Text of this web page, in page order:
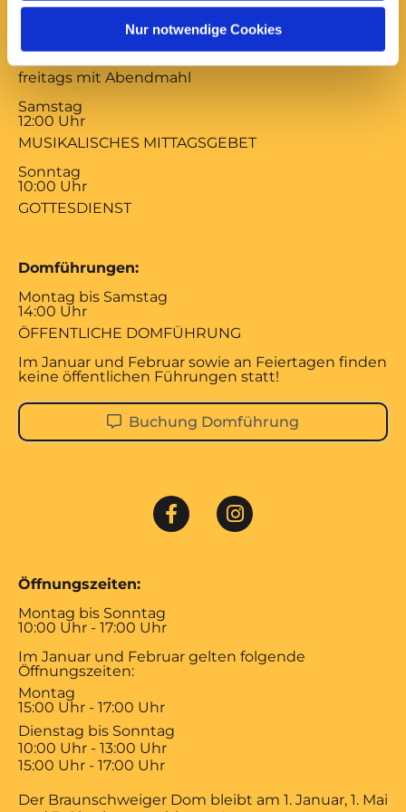
Nur notwendige Cookies
17:00 Uhr
mittwochs mit Versöhnungsgebet von Coventry
freitags mit Abendmahl
Samstag
12:00 Uhr
MUSIKALISCHES MITTAGSGEBET
Sonntag
10:00 Uhr
GOTTESDIENST
Domführungen:
Montag bis Samstag
14:00 Uhr
ÖFFENTLICHE DOMFÜHRUNG
Im Januar und Februar sowie an Feiertagen finden
keine öffentlichen Führungen statt!
Buchung Domführung
Öffnungszeiten:
Montag bis Sonntag
10:00 Uhr - 17:00 Uhr
Im Januar und Februar gelten folgende
Öffnungszeiten:
Montag
15:00 Uhr - 17:00 Uhr
Dienstag bis Sonntag
10:00 Uhr - 13:00 Uhr
15:00 Uhr - 17:00 Uhr
Der Braunschweiger Dom bleibt am 1. Januar, 1. Mai